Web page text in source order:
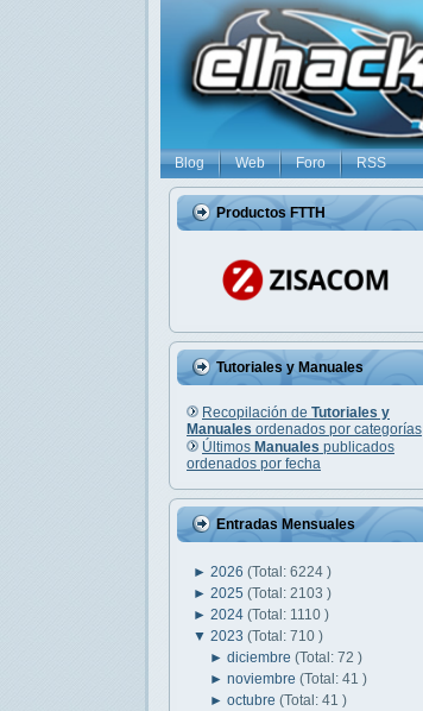
Blog Web Foro RSS
Productos FTTH
Tutoriales y Manuales
Recopilación de Tutoriales y
Manuales ordenados por categorías
Últimos Manuales publicados
ordenados por fecha
Entradas Mensuales
► 2026 (Total: 6224 )
► 2025 (Total: 2103 )
► 2024 (Total: 1110 )
▼ 2023 (Total: 710 )
►diciembre(Total: 72 )
►noviembre(Total: 41 )
►octubre(Total: 41 )